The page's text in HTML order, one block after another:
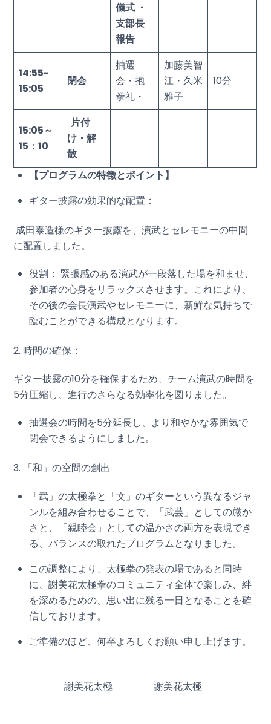
儀式 ・
支部長
報告
14:55-
15:05
閉会
抽選
会・抱
拳礼・
加藤美智
江・久米
雅子
10分
15:05～
15：10
片付
け・解
散
【プログラムの特徴とポイント】
ギター披露の効果的な配置：
成田泰造様のギター披露を、演武とセレモニーの中間
に配置しました。
役割： 緊張感のある演武が一段落した場を和ませ、
参加者の心身をリラックスさせます。これにより、
その後の会長演武やセレモニーに、新鮮な気持ちで
臨むことができる構成となります。
2. 時間の確保：
ギター披露の10分を確保するため、チーム演武の時間を
5分圧縮し、進行のさらなる効率化を図りました。
抽選会の時間を5分延長し、より和やかな雰囲気で
閉会できるようにしました。
3. 「和」の空間の創出
「武」の太極拳と「文」のギターという異なるジャ
ンルを組み合わせることで、「武芸」としての厳か
さと、「親睦会」としての温かさの両方を表現でき
る、バランスの取れたプログラムとなりました。
この調整により、太極拳の発表の場であると同時
に、謝美花太極拳のコミュニティ全体で楽しみ、絆
を深めるための、思い出に残る一日となることを確
信しております。
ご準備のほど、何卒よろしくお願い申し上げます。
謝美花太極 謝美花太極